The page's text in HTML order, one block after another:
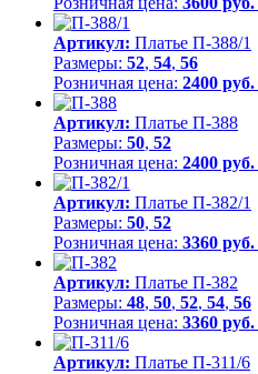
Артикул: Платье П-388/1
Размеры: 52, 54, 56
Розничная цена: 2400 руб.
Артикул: Платье П-388
Размеры: 50, 52
Розничная цена: 2400 руб.
Артикул: Платье П-382/1
Размеры: 50, 52
Розничная цена: 3360 руб.
Артикул: Платье П-382
Размеры: 48, 50, 52, 54, 56
Розничная цена: 3360 руб.
Артикул: Платье П-311/6